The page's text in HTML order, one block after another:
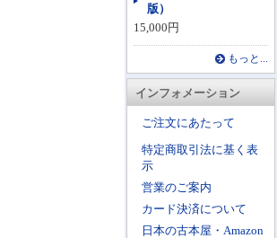
版）
15,000円
もっと...
インフォメーション
ご注文にあたって
特定商取引法に基く表
示
営業のご案内
カード決済について
日本の古本屋・Amazon